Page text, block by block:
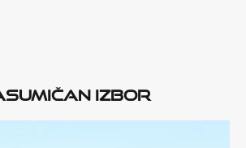
izbor